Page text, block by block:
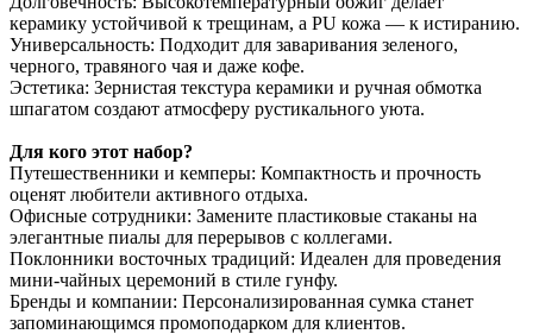
керамику устойчивой к трещинам, а PU кожа — к истиранию.
Универсальность: Подходит для заваривания зеленого,
черного, травяного чая и даже кофе.
Эстетика: Зернистая текстура керамики и ручная обмотка
шпагатом создают атмосферу рустикального уюта.
Для кого этот набор?
Путешественники и кемперы: Компактность и прочность
оценят любители активного отдыха.
Офисные сотрудники: Замените пластиковые стаканы на
элегантные пиалы для перерывов с коллегами.
Поклонники восточных традиций: Идеален для проведения
мини-чайных церемоний в стиле гунфу.
Бренды и компании: Персонализированная сумка станет
запоминающимся промоподарком для клиентов.